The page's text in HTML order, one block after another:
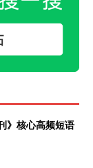
》核心高频短语